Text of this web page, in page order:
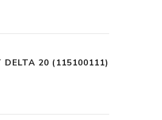
DELTA 20 (115100111)